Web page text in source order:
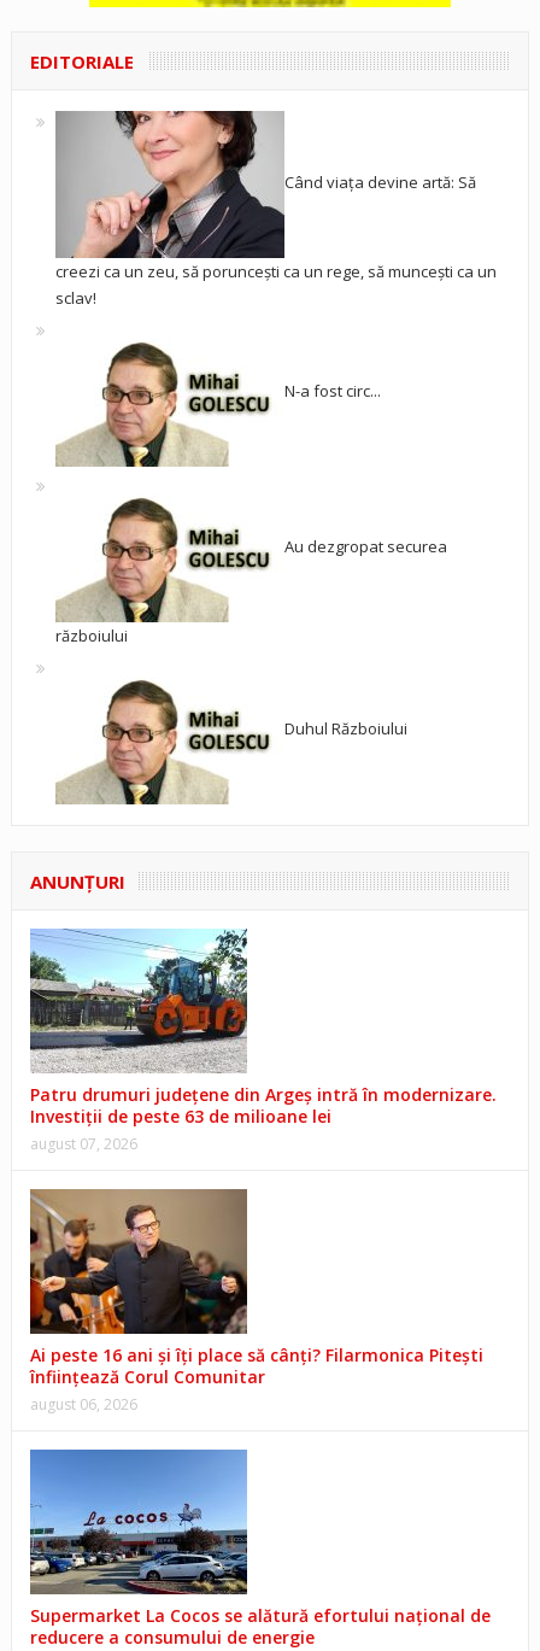
EDITORIALE
Când viața devine artă: Să
creezi ca un zeu, să poruncești ca un rege, să muncești ca un
sclav!
N-a fost circ...
Au dezgropat securea
războiului
Duhul Războiului
ANUNŢURI
Patru drumuri județene din Argeș intră în modernizare.
Investiții de peste 63 de milioane lei
august 07, 2026
Ai peste 16 ani și îți place să cânți? Filarmonica Pitești
înființează Corul Comunitar
august 06, 2026
Supermarket La Cocos se alătură efortului național de
reducere a consumului de energie